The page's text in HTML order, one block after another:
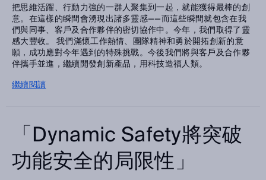
把思維活躍、行動力強的一群人聚集到一起，就能獲得最棒的創
意。在這樣的瞬間會湧現出諸多靈感——而這些瞬間就包含在我
們與同事、客戶及合作夥伴的密切協作中。今年，我們取得了靈
感大豐收。 我們滿懷工作熱情、團隊精神和勇於開拓創新的意
願，成功應對今年遇到的特殊挑戰。今後我們將與客戶及合作夥
伴攜手並進，繼續開發創新產品，用科技造福人類。
繼續閱讀
「Dynamic Safety將突破
功能安全的局限性」